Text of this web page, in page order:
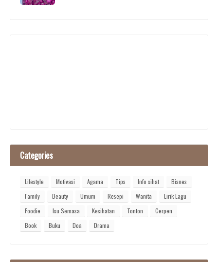
Categories
Lifestyle Motivasi Agama Tips Info sihat
Bisnes
Family
Beauty Umum Resepi Wanita
Lirik Lagu
Foodie
Isu Semasa Kesihatan Tonton
Cerpen
Book
Buku Doa Drama